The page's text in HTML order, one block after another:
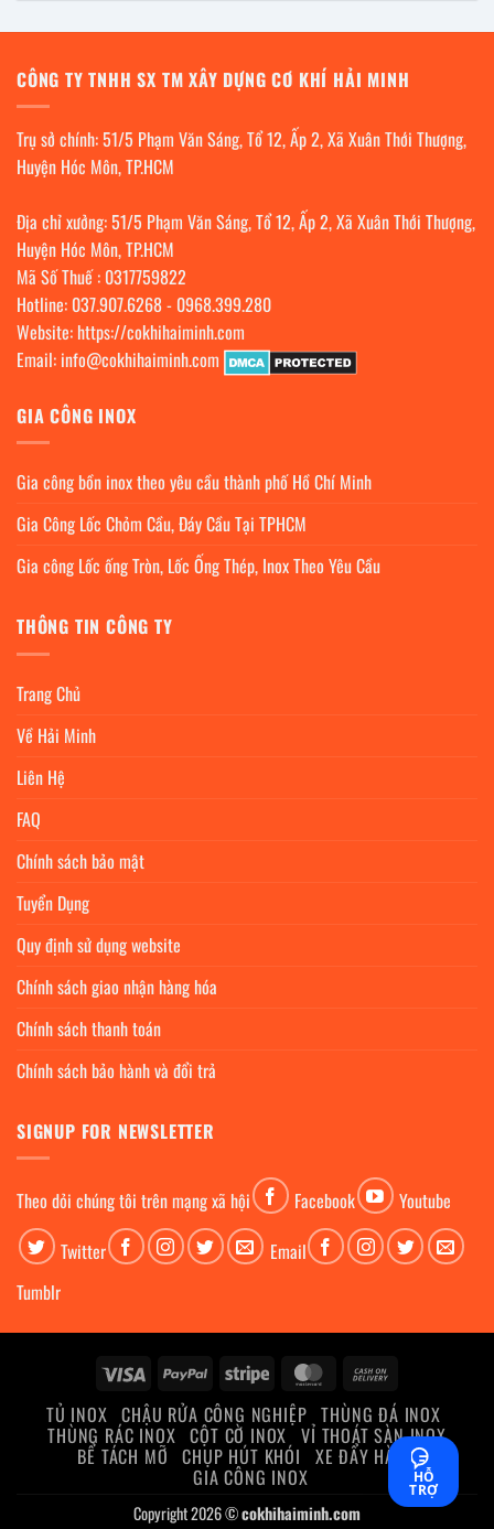
CÔNG TY TNHH SX TM XÂY DỰNG CƠ KHÍ HẢI MINH
Trụ sở chính: 51/5 Phạm Văn Sáng, Tổ 12, Ấp 2, Xã Xuân Thới Thượng,
Huyện Hóc Môn, TP.HCM
Địa chỉ xưởng: 51/5 Phạm Văn Sáng, Tổ 12, Ấp 2, Xã Xuân Thới Thượng,
Huyện Hóc Môn, TP.HCM
Mã Số Thuế : 0317759822
Hotline: 037.907.6268- 0968.399.280
Website: https://cokhihaiminh.com
Email: info@cokhihaiminh.com
GIA CÔNG INOX
Gia công bồn inox theo yêu cầu thành phố Hồ Chí Minh
Gia Công Lốc Chỏm Cầu, Đáy Cầu Tại TPHCM
Gia công Lốc ống Tròn, Lốc Ống Thép, Inox Theo Yêu Cầu
THÔNG TIN CÔNG TY
Trang Chủ
Về Hải Minh
Liên Hệ
FAQ
Chính sách bảo mật
Tuyển Dụng
Quy định sử dụng website
Chính sách giao nhận hàng hóa
Chính sách thanh toán
Chính sách bảo hành và đổi trả
SIGNUP FOR NEWSLETTER
Theo dỏi chúng tôi trên mạng xã hội Facebook
Youtube
Twitter
Email
Tumblr
Visa PayPal Stripe MasterCard
Delivery
TỦ INOX CHẬU RỬA CÔNG NGHIỆP THÙNG ĐÁ INOX
THÙNG RÁC INOX CỘT CỜ INOX VỈ THOÁT SÀN INOX
BỂ TÁCH MỠ CHỤP HÚT KHÓI XE ĐẨY HÀNG
GIA CÔNG INOX
Copyright 2026 ©cokhihaiminh.com
HỖ
TRỢ